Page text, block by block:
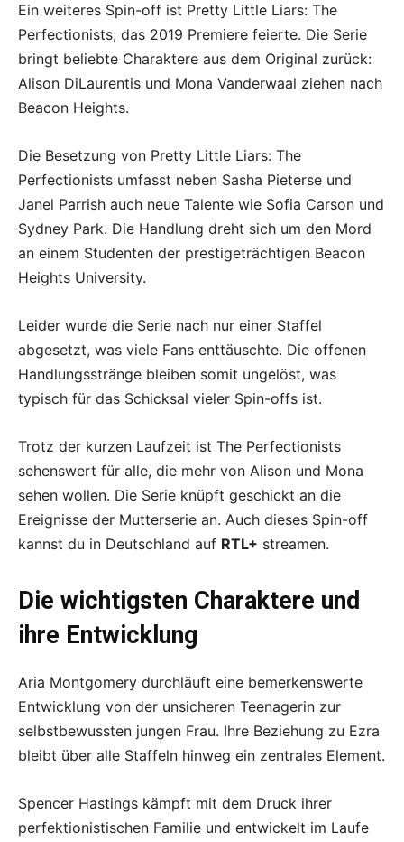
Ein weiteres Spin-off ist Pretty Little Liars: The
Perfectionists, das 2019 Premiere feierte. Die Serie
bringt beliebte Charaktere aus dem Original zurück:
Alison DiLaurentis und Mona Vanderwaal ziehen nach
Beacon Heights.
Die Besetzung von Pretty Little Liars: The
Perfectionists umfasst neben Sasha Pieterse und
Janel Parrish auch neue Talente wie Sofia Carson und
Sydney Park. Die Handlung dreht sich um den Mord
an einem Studenten der prestigeträchtigen Beacon
Heights University.
Leider wurde die Serie nach nur einer Staffel
abgesetzt, was viele Fans enttäuschte. Die offenen
Handlungsstränge bleiben somit ungelöst, was
typisch für das Schicksal vieler Spin-offs ist.
Trotz der kurzen Laufzeit ist The Perfectionists
sehenswert für alle, die mehr von Alison und Mona
sehen wollen. Die Serie knüpft geschickt an die
Ereignisse der Mutterserie an. Auch dieses Spin-off
kannst du in Deutschland auf RTL+ streamen.
Die wichtigsten Charaktere und
ihre Entwicklung
Aria Montgomery durchläuft eine bemerkenswerte
Entwicklung von der unsicheren Teenagerin zur
selbstbewussten jungen Frau. Ihre Beziehung zu Ezra
bleibt über alle Staffeln hinweg ein zentrales Element.
Spencer Hastings kämpft mit dem Druck ihrer
perfektionistischen Familie und entwickelt im Laufe